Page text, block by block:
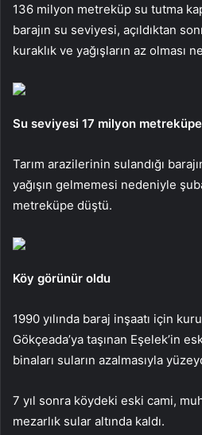
136 milyon metreküp su tutma
barajın su seviyesi, açıldıktan
kuraklık ve yağışların az olması
Su seviyesi 17 milyon
Tarım arazilerinin sulandığı
yağışın gelmemesi nedeniyle
metreküpe düştü.
Köy görünür oldu
1990 yılında baraj inşaatı için
Gökçeada’ya taşınan Eşelek’in
binaları suların azalmasıyla
7 yıl sonra köydeki eski cami,
mezarlık sular altında kaldı.